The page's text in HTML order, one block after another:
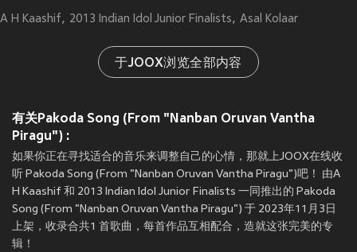
A H Kaashif 2013 Indian Idol Junior Finalists Asal Kolaar
于JOOX浏览全部内容
有关Pakoda Song (From "Nanban Oruvan Vantha
Piragu") :
如果你正在寻找适合的音乐来调整自己的心情，那就上JOOX在线收
听 Pakoda Song (From "Nanban Oruvan Vantha Piragu")吧！ 由A
H Kaashif 和 2013 Indian Idol Junior Finalists 一同推出的 Pakoda
Song (From "Nanban Oruvan Vantha Piragu") 于 2023年11月3日
上架，收录合共1 首歌曲，每首作品互相配合，造就这张完美的专
辑！